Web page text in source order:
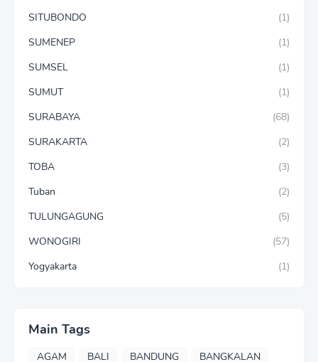
SITUBONDO
(1)
SUMENEP
(1)
SUMSEL
(1)
SUMUT
(1)
SURABAYA
(68)
SURAKARTA
(2)
TOBA
(3)
Tuban
(2)
TULUNGAGUNG
(5)
WONOGIRI
(57)
Yogyakarta
(1)
Main Tags
AGAM BALI BANDUNG
BANGKALAN